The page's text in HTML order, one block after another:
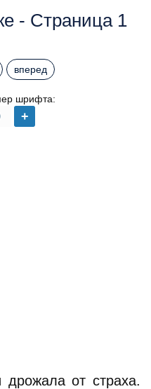
- Страница 1
вперед
шрифта:
от страха.